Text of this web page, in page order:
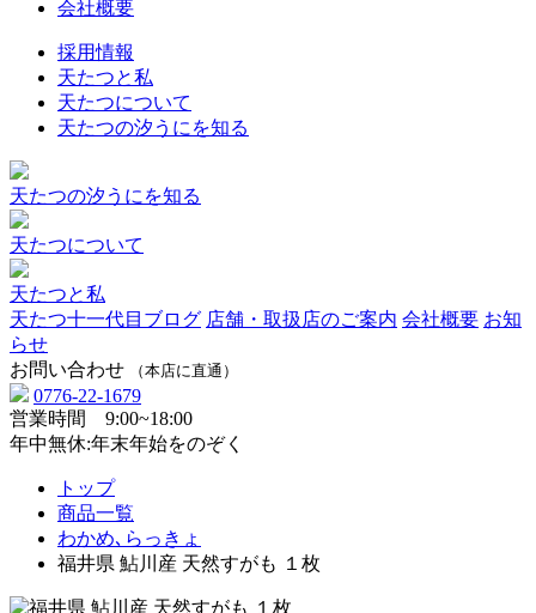
会社概要
採用情報
天たつと私
天たつについて
天たつの汐うにを知る
天たつの汐うにを知る
天たつについて
天たつと私
天たつ十一代目ブログ 店舗・取扱店のご案内 会社概要 お知
らせ
お問い合わせ
（本店に直通）
0776-22-1679
営業時間 9:00~18:00
年中無休:年末年始をのぞく
トップ
商品一覧
わかめ､らっきょ
福井県 鮎川産 天然すがも １枚